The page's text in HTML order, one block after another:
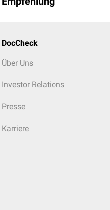
DocCheck
Über Uns
Investor Relations
Presse
Karriere